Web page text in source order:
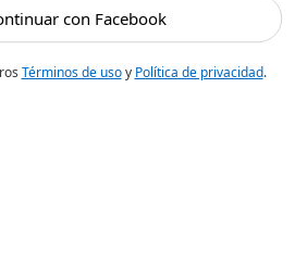
con Facebook
Términos de usoy Política de privacidad.